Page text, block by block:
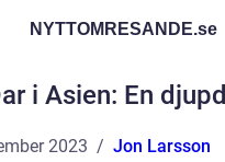
NYTTOMRESANDE.se
i Asien: En
2023 Jon Larsson